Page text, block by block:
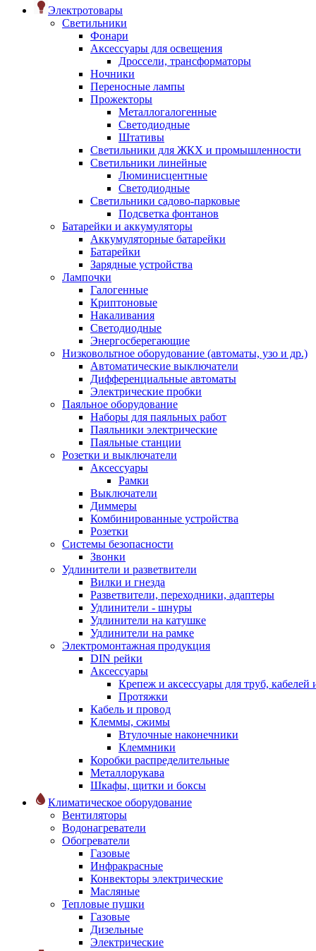
Электротовары
Светильники
Фонари
Аксессуары для освещения
Дроссели, трансформаторы
Ночники
Переносные лампы
Прожекторы
Металлогалогенные
Светодиодные
Штативы
Светильники для ЖКХ и промышленности
Светильники линейные
Люминисцентные
Светодиодные
Светильники садово-парковые
Подсветка фонтанов
Батарейки и аккумуляторы
Аккумуляторные батарейки
Батарейки
Зарядные устройства
Лампочки
Галогенные
Криптоновые
Накаливания
Светодиодные
Энергосберегающие
Низковольтное оборудование (автоматы, узо и др.)
Автоматические выключатели
Дифференциальные автоматы
Электрические пробки
Паяльное оборудование
Наборы для паяльных работ
Паяльники электрические
Паяльные станции
Розетки и выключатели
Аксессуары
Рамки
Выключатели
Диммеры
Комбинированные устройства
Розетки
Системы безопасности
Звонки
Удлинители и разветвители
Вилки и гнезда
Разветвители, переходники, адаптеры
Удлинители - шнуры
Удлинители на катушке
Удлинители на рамке
Электромонтажная продукция
DIN рейки
Аксессуары
Крепеж и аксессуары для труб, кабелей
Протяжки
Кабель и провод
Клеммы, сжимы
Втулочные наконечники
Клеммники
Коробки распределительные
Металлорукава
Шкафы, щитки и боксы
Климатическое оборудование
Вентиляторы
Водонагреватели
Обогреватели
Газовые
Инфракрасные
Конвекторы электрические
Масляные
Тепловые пушки
Газовые
Дизельные
Электрические